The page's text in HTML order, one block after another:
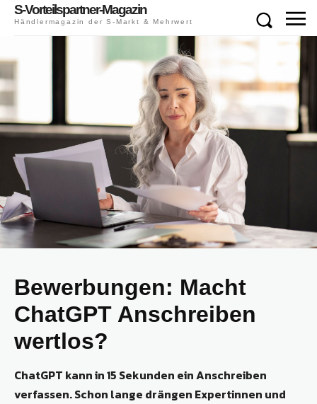
S-Vorteilspartner-Magazin
Händlermagazin der S-Markt & Mehrwert
Bewerbungen: Macht
ChatGPT Anschreiben
wertlos?
ChatGPT kann in 15 Sekunden ein Anschreiben
verfassen. Schon lange drängen Expertinnen und